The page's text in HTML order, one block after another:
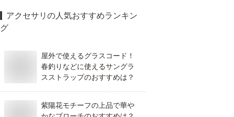
アクセサリ の人気おすすめランキン
グ
屋外で使えるグラスコード！
春釣りなどに使えるサングラ
スストラップのおすすめは？
紫陽花モチーフの上品で華や